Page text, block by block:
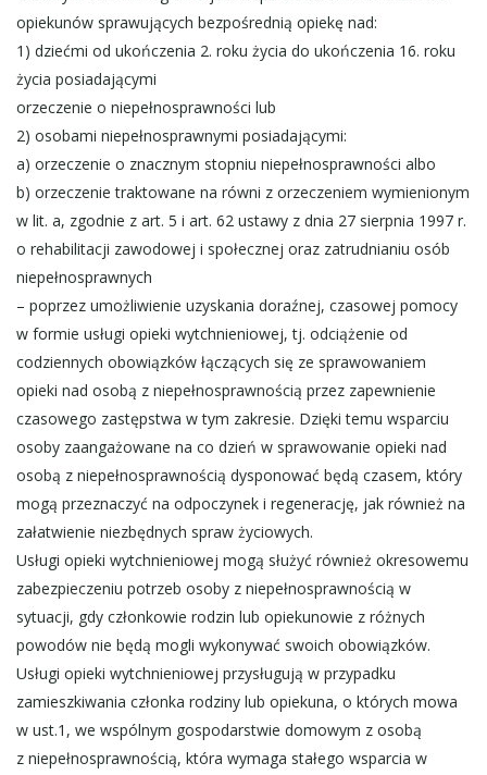
opiekunów sprawujących bezpośrednią opiekę nad:
1) dziećmi od ukończenia 2. roku życia do ukończenia 16. roku
życia posiadającymi
orzeczenie o niepełnosprawności lub
2) osobami niepełnosprawnymi posiadającymi:
a) orzeczenie o znacznym stopniu niepełnosprawności albo
b) orzeczenie traktowane na równi z orzeczeniem wymienionym
w lit. a, zgodnie z art. 5 i art. 62 ustawy z dnia 27 sierpnia 1997 r.
o rehabilitacji zawodowej i społecznej oraz zatrudnianiu osób
niepełnosprawnych
– poprzez umożliwienie uzyskania doraźnej, czasowej pomocy
w formie usługi opieki wytchnieniowej, tj. odciążenie od
codziennych obowiązków łączących się ze sprawowaniem
opieki nad osobą z niepełnosprawnością przez zapewnienie
czasowego zastępstwa w tym zakresie. Dzięki temu wsparciu
osoby zaangażowane na co dzień w sprawowanie opieki nad
osobą z niepełnosprawnością dysponować będą czasem, który
mogą przeznaczyć na odpoczynek i regenerację, jak również na
załatwienie niezbędnych spraw życiowych.
Usługi opieki wytchnieniowej mogą służyć również okresowemu
zabezpieczeniu potrzeb osoby z niepełnosprawnością w
sytuacji, gdy członkowie rodzin lub opiekunowie z różnych
powodów nie będą mogli wykonywać swoich obowiązków.
Usługi opieki wytchnieniowej przysługują w przypadku
zamieszkiwania członka rodziny lub opiekuna, o których mowa
w ust.1, we wspólnym gospodarstwie domowym z osobą
z niepełnosprawnością, która wymaga stałego wsparcia w